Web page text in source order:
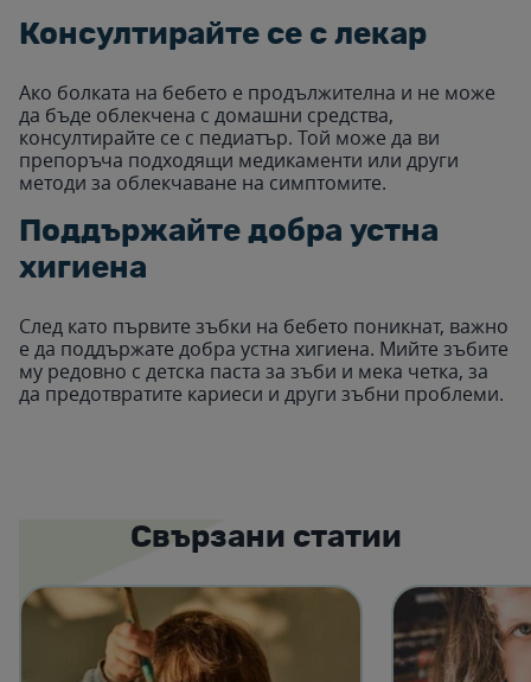
Консултирайте се с лекар
Ако болката на бебето е продължителна и не може
да бъде облекчена с домашни средства,
консултирайте се с педиатър. Той може да ви
препоръча подходящи медикаменти или други
методи за облекчаване на симптомите.
Поддържайте добра устна
хигиена
След като първите зъбки на бебето поникнат, важно
е да поддържате добра устна хигиена. Мийте зъбите
му редовно с детска паста за зъби и мека четка, за
да предотвратите кариеси и други зъбни проблеми.
Свързани статии